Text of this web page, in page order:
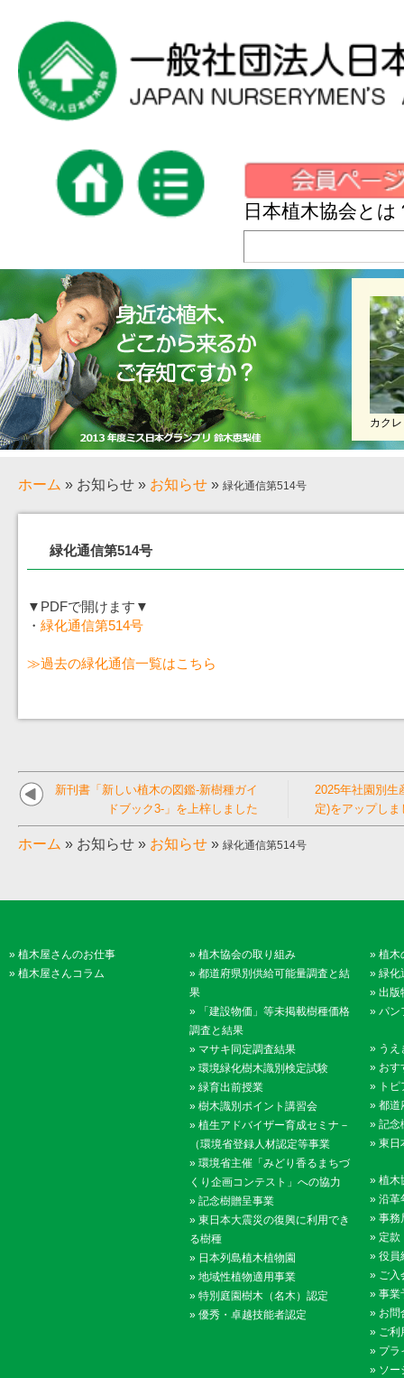
日本植木協会とは
カク
ホーム » お知らせ » お知らせ » 緑化通信第514号
緑化通信第514号
▼PDFで開けます▼
・ 緑化通信第514号
≫過去の緑化通信一覧はこちら
新刊書「新しい植木の図鑑-新樹種ガイ
ドブック3-」を上梓しました
2025年社園別生
定)をアップしま
ホーム » お知らせ » お知らせ » 緑化通信第514号
» 植木屋さんのお仕事
» 植木屋さんコラム
» 植木協会の取り組み
» 都道府県別供給可能量調査と結
果
»
「建設物価」等未掲載樹種価格
調査と結果
» マサキ同定調査結果
» 環境緑化樹木識別検定試験
» 緑育出前授業
» 樹木識別ポイント講習会
» 植生アドバイザー育成セミナ－
（環境省登録人材認定等事業
» 環境省主催「みどり香るまちづ
くり企画コンテスト」への協力
» 記念樹贈呈事業
» 東日本大震災の復興に利用でき
る樹種
» 日本列島植木植物園
» 地域性植物適用事業
» 特別庭園樹木（名木）認定
» 優秀・卓越技能者認定
» 植木
» 緑化
» 出版
» パン
» うえ
» おす
» ト
» 都道
» 記念
» 東日
» 植木
» 沿革
» 事務
» 定款
» 役員
» ご入
» 事業
» お問
» ご利
» プラ
» ソー